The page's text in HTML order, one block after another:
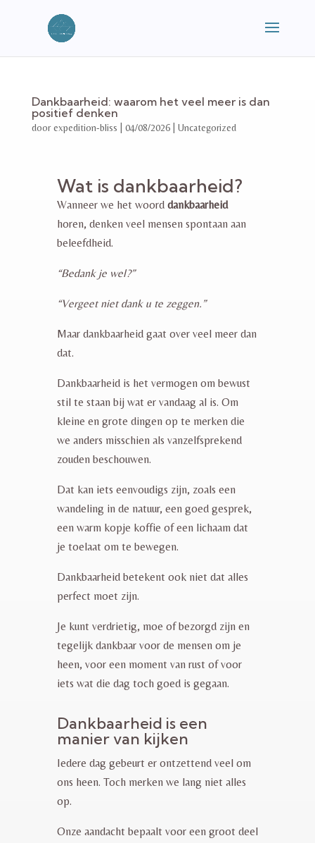
Dankbaarheid: waarom het veel meer is dan
positief denken
doorexpedition-bliss 04/08/2026| Uncategorized
Wat is dankbaarheid?
Wanneer we het woord dankbaarheid
horen, denken veel mensen spontaan aan
beleefdheid.
“Bedank je wel?”
“Vergeet niet dank u te zeggen.”
Maar dankbaarheid gaat over veel meer dan
dat.
Dankbaarheid is het vermogen om bewust
stil te staan bij wat er vandaag al is. Om
kleine en grote dingen op te merken die
we anders misschien als vanzelfsprekend
zouden beschouwen.
Dat kan iets eenvoudigs zijn, zoals een
wandeling in de natuur, een goed gesprek,
een warm kopje koffie of een lichaam dat
je toelaat om te bewegen.
Dankbaarheid betekent ook niet dat alles
perfect moet zijn.
Je kunt verdrietig, moe of bezorgd zijn en
tegelijk dankbaar voor de mensen om je
heen, voor een moment van rust of voor
iets wat die dag toch goed is gegaan.
Dankbaarheid is een
manier van kijken
Iedere dag gebeurt er ontzettend veel om
ons heen. Toch merken we lang niet alles
op.
Onze aandacht bepaalt voor een groot deel